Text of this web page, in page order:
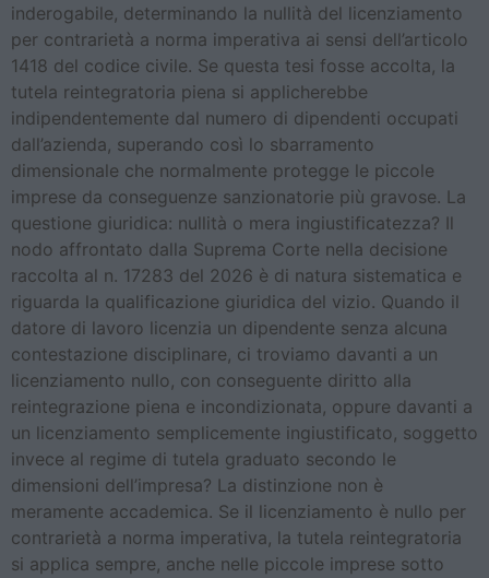
inderogabile, determinando la nullità del licenziamento
per contrarietà a norma imperativa ai sensi dell’articolo
1418 del codice civile. Se questa tesi fosse accolta, la
tutela reintegratoria piena si applicherebbe
indipendentemente dal numero di dipendenti occupati
dall’azienda, superando così lo sbarramento
dimensionale che normalmente protegge le piccole
imprese da conseguenze sanzionatorie più gravose. La
questione giuridica: nullità o mera ingiustificatezza? Il
nodo affrontato dalla Suprema Corte nella decisione
raccolta al n. 17283 del 2026 è di natura sistematica e
riguarda la qualificazione giuridica del vizio. Quando il
datore di lavoro licenzia un dipendente senza alcuna
contestazione disciplinare, ci troviamo davanti a un
licenziamento nullo, con conseguente diritto alla
reintegrazione piena e incondizionata, oppure davanti a
un licenziamento semplicemente ingiustificato, soggetto
invece al regime di tutela graduato secondo le
dimensioni dell’impresa? La distinzione non è
meramente accademica. Se il licenziamento è nullo per
contrarietà a norma imperativa, la tutela reintegratoria
si applica sempre, anche nelle piccole imprese sotto